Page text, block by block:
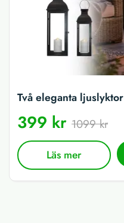
Två eleganta ljuslyktor
399 kr 1099 kr
Läs mer